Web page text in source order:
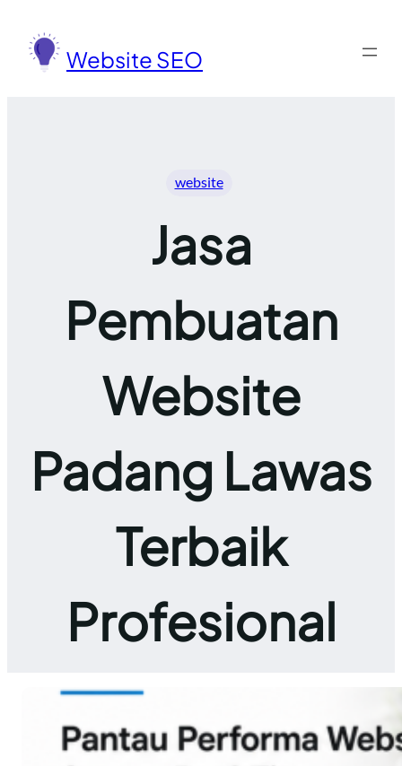
konten
Website SEO
website
Jasa
Pembuatan
Website
Padang Lawas
Terbaik
Profesional